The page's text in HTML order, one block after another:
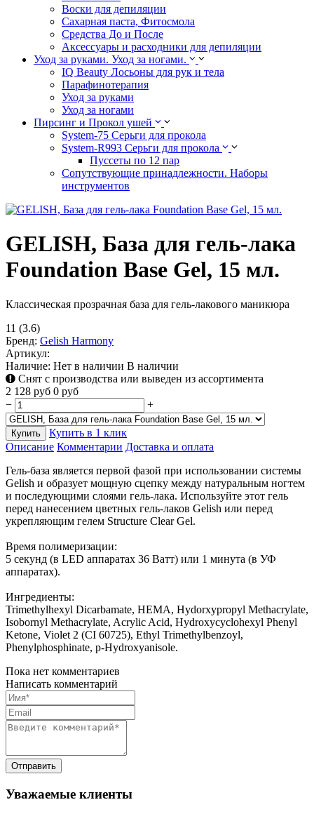
Воски для депиляции
Сахарная паста, Фитосмола
Средства До и После
Аксессуары и расходники для депиляции
Уход за руками. Уход за ногами.
IQ Beauty Лосьоны для рук и тела
Парафинотерапия
Уход за руками
Уход за ногами
Пирсинг и Прокол ушей
System-75 Серьги для прокола
System-R993 Серьги для прокола
Пуссеты по 12 пар
Cопутствующие принадлежности. Наборы
инструментов
GELISH, База для гель-лака
Foundation Base Gel, 15 мл.
Классическая прозрачная база для гель-лакового маникюра
11 (3.6)
Бренд: Gelish Harmony
Артикул:
Наличие: Нет в наличии В наличии
Снят с производства или выведен из ассортимента
2 128 руб 0 руб
−
+
Купить
Купить в 1 клик
Описание Комментарии Доставка и оплата
Гель-база является первой фазой при использовании системы
Gelish и образует мощную сцепку между натуральным ногтем
и последующими слоями гель-лака. Используйте этот гель
перед нанесением цветных гель-лаков Gelish или перед
укрепляющим гелем Structure Clear Gel.
Время полимеризации:
5 секунд (в LED аппаратах 36 Ватт) или 1 минута (в УФ
аппаратах).
Ингредиенты:
Trimethylhexyl Dicarbamate, HEMA, Hydorxypropyl Methacrylate,
Isobornyl Methacrylate, Acrylic Acid, Hydroxycyclohexyl Phenyl
Ketone, Violet 2 (CI 60725), Ethyl Trimethylbenzoyl,
Phenylphosphinate, p-Hydroxyanisole.
Пока нет комментариев
Написать комментарий
Уважаемые клиенты